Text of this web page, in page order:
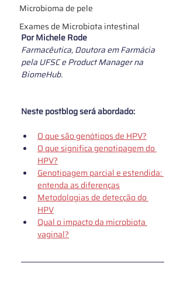
Microbioma de pele
Exames de Microbiota intestinal
Por Michele Rode
Farmacêutica, Doutora em Farmácia
pela UFSC e Product Manager na
BiomeHub.
Neste postblog será abordado:
O que são genótipos de HPV?
O que significa genotipagem do
HPV?
Genotipagem parcial e estendida:
entenda as diferenças
Metodologias de detecção do
HPV
Qual o impacto da microbiota
vaginal?